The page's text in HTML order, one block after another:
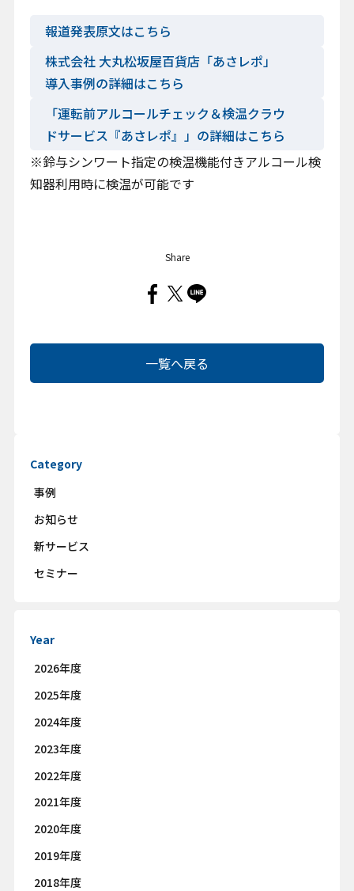
報道発表原文はこちら
株式会社 大丸松坂屋百貨店「あさレポ」
導入事例の詳細はこちら
「運転前アルコールチェック＆検温クラウ
ドサービス『あさレポ』」の詳細はこちら
※鈴与シンワート指定の検温機能付きアルコール検
知器利用時に検温が可能です
Share
一覧へ戻る
Category
事例
お知らせ
新サービス
セミナー
Year
2026年度
2025年度
2024年度
2023年度
2022年度
2021年度
2020年度
2019年度
2018年度